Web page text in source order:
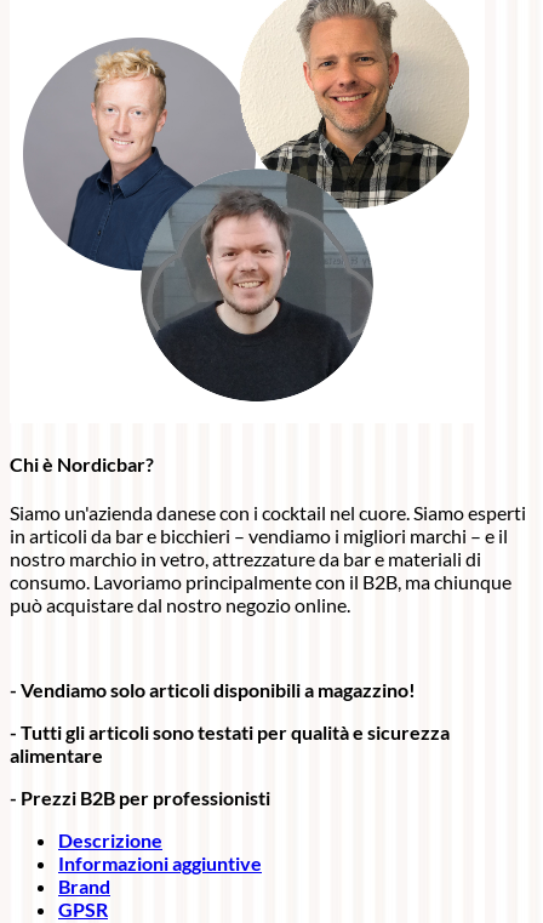
Chi è Nordicbar?
Siamo un'azienda danese con i cocktail nel cuore. Siamo esperti
in articoli da bar e bicchieri – vendiamo i migliori marchi – e il
nostro marchio in vetro, attrezzature da bar e materiali di
consumo. Lavoriamo principalmente con il B2B, ma chiunque
può acquistare dal nostro negozio online.
- Vendiamo solo articoli disponibili a magazzino!
- Tutti gli articoli sono testati per qualità e sicurezza
alimentare
- Prezzi B2B per professionisti
Descrizione
Informazioni aggiuntive
Brand
GPSR